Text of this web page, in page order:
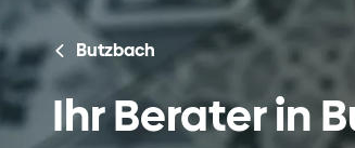
Butzbach
Ihr Berater in